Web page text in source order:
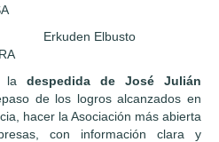
Elbusto
la despedida de José Julián
de los logros alcanzados en
hacer la Asociación más abierta
con información clara y